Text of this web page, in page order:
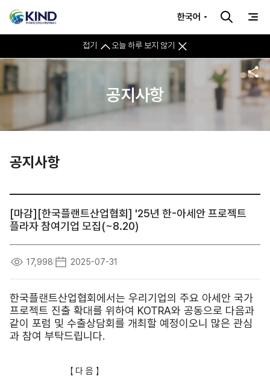
접기 오늘 하루 보지 않기
한국어
공지사항
공지사항
[마감][한국플랜트산업협회] '25년 한-아세안 프로젝트
플라자 참여기업 모집(~8.20)
17,998 2025-07-31
한국플랜트산업협회에서는 우리기업의 주요 아세안 국가
프로젝트 진출 확대를 위하여 KOTRA와 공동으로 다음과
같이 포럼 및 수출상담회를 개최할 예정이오니 많은 관심
과 참여 부탁드립니다.
【 다 음 】